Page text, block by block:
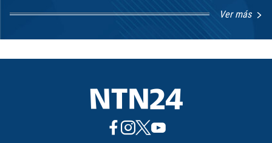
Ver más
8